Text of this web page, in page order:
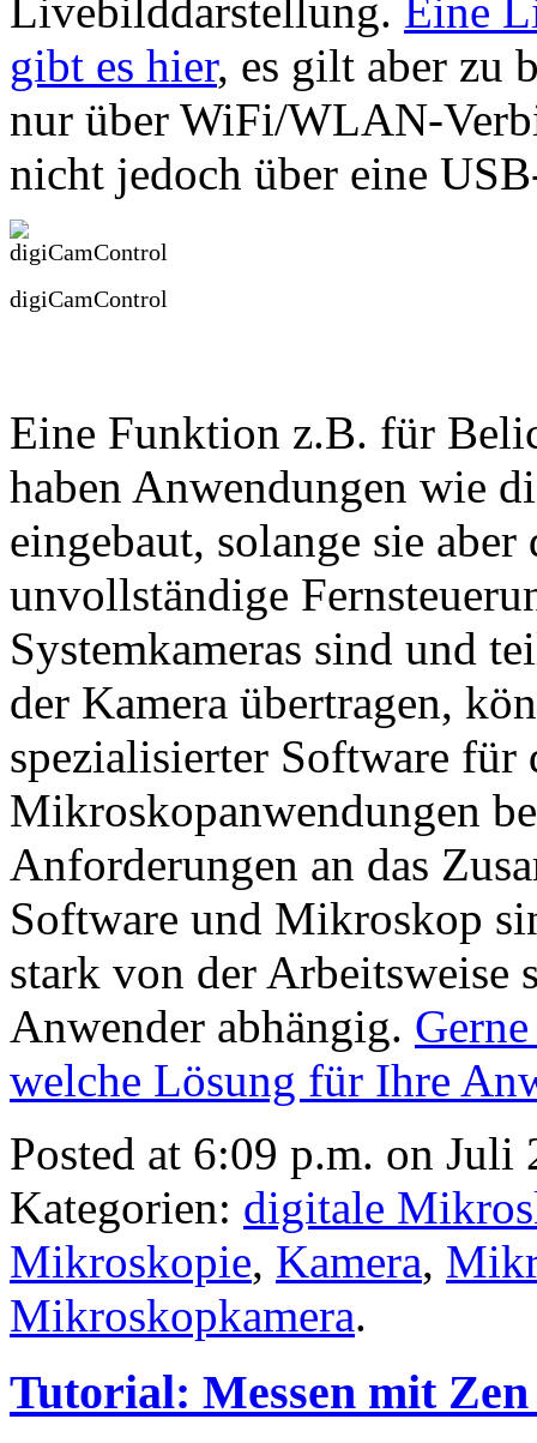
Livebilddarstellung. Eine
gibt es hier, es gilt aber zu
nur über WiFi/WLAN-
nicht jedoch über eine
digiCamControl
Eine Funktion z.B. für
haben Anwendungen wie
eingebaut, solange sie
unvollständige
Systemkameras sind und
der Kamera übertragen,
spezialisierter Software für
Mikroskopanwendungen
Anforderungen an das
Software und Mikroskop
stark von der Arbeitsweise
Anwender abhängig.
welche Lösung für Ihre
Posted at 6:09 p.m. on
Kategorien: digitale
Mikroskopie, Kamera,
Mikroskopkamera.
Tutorial: Messen mit